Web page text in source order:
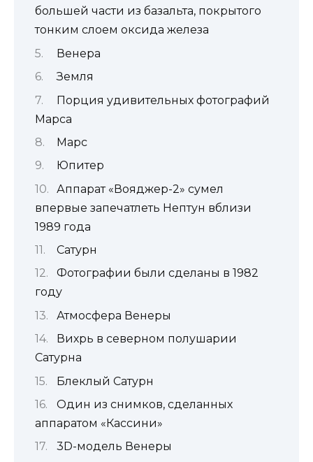
большей части из базальта, покрытого
тонким слоем оксида железа
Венера
Земля
Порция удивительных фотографий
Марса
Марс
Юпитер
Аппарат «Вояджер-2» сумел
впервые запечатлеть Нептун вблизи
1989 года
Сатурн
Фотографии были сделаны в 1982
году
Атмосфера Венеры
Вихрь в северном полушарии
Сатурна
Блеклый Сатурн
Один из снимков, сделанных
аппаратом «Кассини»
3D-модель Венеры